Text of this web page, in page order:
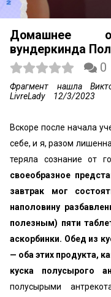
Домашнее
вундеркинда
0
Фрагмент нашла
LivreLady
12/3/2023
Вскоре после начала
себе, и я, разом
теряла сознание от
своеобразное
завтрак мог
наполовину
полез­ным) пяти
аскорбинки. Обед из
— оба этих продукта,
куска полусырого
полусырыми